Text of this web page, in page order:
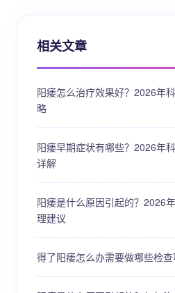
相关文章
阳痿怎么治疗效果好？2026年
略
阳痿早期症状有哪些？2026年
详解
阳痿是什么原因引起的？2026
理建议
得了阳痿怎么办需要做哪些检